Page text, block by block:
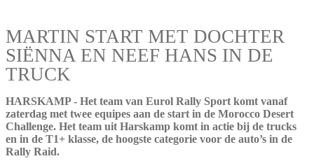
MARTIN START MET DOCHTER
SIËNNA EN NEEF HANS IN DE
TRUCK
HARSKAMP - Het team van Eurol Rally Sport komt vanaf
zaterdag met twee equipes aan de start in de Morocco Desert
Challenge. Het team uit Harskamp komt in actie bij de trucks
en in de T1+ klasse, de hoogste categorie voor de auto’s in de
Rally Raid.